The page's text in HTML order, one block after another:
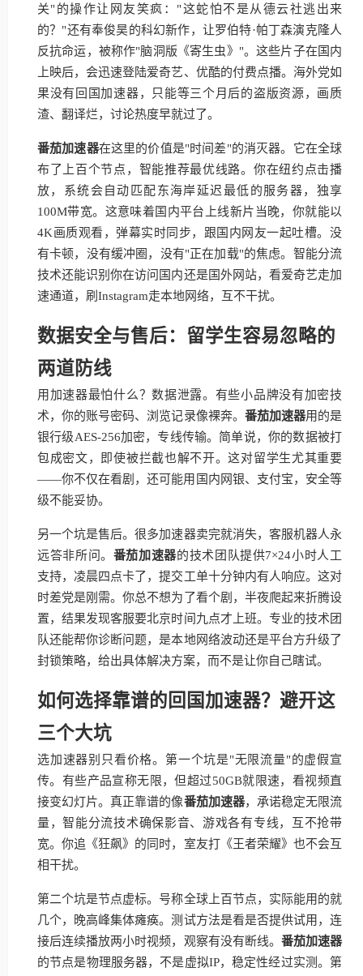
关"的操作让网友笑疯："这蛇怕不是从德云社逃出来
的？"还有奉俊昊的科幻新作，让罗伯特·帕丁森演克隆人
反抗命运，被称作"脑洞版《寄生虫》"。这些片子在国内
上映后，会迅速登陆爱奇艺、优酷的付费点播。海外党如
果没有回国加速器，只能等三个月后的盗版资源，画质
渣、翻译烂，讨论热度早就过了。
番茄加速器在这里的价值是"时间差"的消灭器。它在全球
布了上百个节点，智能推荐最优线路。你在纽约点击播
放，系统会自动匹配东海岸延迟最低的服务器，独享
100M带宽。这意味着国内平台上线新片当晚，你就能以
4K画质观看，弹幕实时同步，跟国内网友一起吐槽。没
有卡顿，没有缓冲圈，没有"正在加载"的焦虑。智能分流
技术还能识别你在访问国内还是国外网站，看爱奇艺走加
速通道，刷Instagram走本地网络，互不干扰。
数据安全与售后：留学生容易忽略的
两道防线
用加速器最怕什么？数据泄露。有些小品牌没有加密技
术，你的账号密码、浏览记录像裸奔。 番茄加速器用的是
银行级AES-256加密，专线传输。简单说，你的数据被打
包成密文，即使被拦截也解不开。这对留学生尤其重要
——你不仅在看剧，还可能用国内网银、支付宝，安全等
级不能妥协。
另一个坑是售后。很多加速器卖完就消失，客服机器人永
远答非所问。 番茄加速器的技术团队提供7×24小时人工
支持，凌晨四点卡了，提交工单十分钟内有人响应。这对
时差党是刚需。你总不想为了看个剧，半夜爬起来折腾设
置，结果发现客服要北京时间九点才上班。专业的技术团
队还能帮你诊断问题，是本地网络波动还是平台方升级了
封锁策略，给出具体解决方案，而不是让你自己瞎试。
如何选择靠谱的回国加速器？避开这
三个大坑
选加速器别只看价格。第一个坑是"无限流量"的虚假宣
传。有些产品宣称无限，但超过50GB就限速，看视频直
接变幻灯片。真正靠谱的像番茄加速器，承诺稳定无限流
量，智能分流技术确保影音、游戏各有专线，互不抢带
宽。你追《狂飙》的同时，室友打《王者荣耀》也不会互
相干扰。
第二个坑是节点虚标。号称全球上百节点，实际能用的就
几个，晚高峰集体瘫痪。测试方法是看是否提供试用，连
接后连续播放两小时视频，观察有没有断线。 番茄加速器
的节点是物理服务器，不是虚拟IP，稳定性经过实测。第